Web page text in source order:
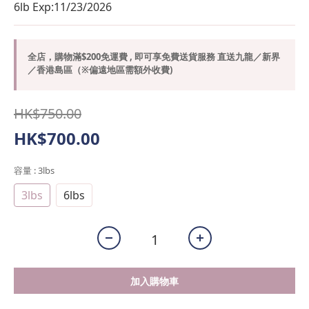
6lb Exp:11/23/2026
全店，購物滿$200免運費 , 即可享免費送貨服務 直送九龍／新界
／香港島區（※偏遠地區需額外收費)
HK$750.00
HK$700.00
容量 : 3lbs
3lbs 6lbs
加入購物車